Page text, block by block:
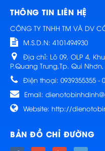
THÔNG TIN LIÊN HỆ
CÔNG TY TNHH TM VÀ DV
M.S.D.N: 4101494930
Địa chỉ: Lô 09, OLP 4,
P.Quang Trung,Tp. Qui
Điện thoại: 0939355355 -
Email:
Website: http://
BẢN ĐỒ CHỈ ĐƯỜNG